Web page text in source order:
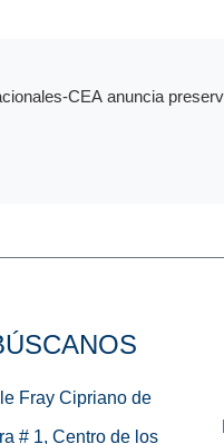
CEA anuncia
Fray Cipriano de
# 1, Centro de los